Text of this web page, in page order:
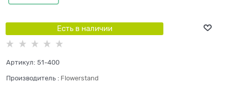
Есть в наличии
Артикул: 51-400
Производитель : Flowerstand